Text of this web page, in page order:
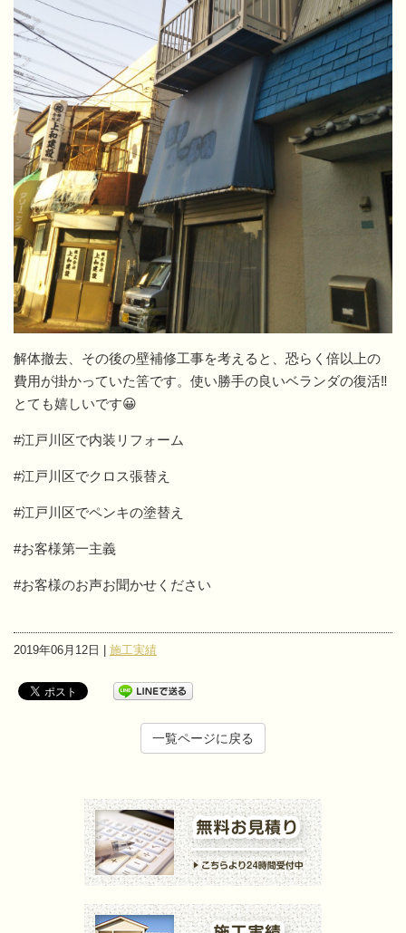
解体撤去、その後の壁補修工事を考えると、恐らく倍以上の
費用が掛かっていた筈です。使い勝手の良いベランダの復活‼
とても嬉しいです😀
#江戸川区で内装リフォーム
#江戸川区でクロス張替え
#江戸川区でペンキの塗替え
#お客様第一主義
#お客様のお声お聞かせください
2019年06月12日 | 施工実績
一覧ページに戻る